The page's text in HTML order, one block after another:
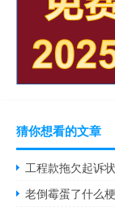
猜你想看的文章
工程款拖欠起诉
老倒霉蛋了什么梗